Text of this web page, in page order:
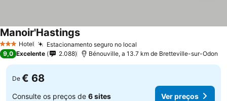
3 EstrelasHotel Estacionamento seguro no local
Manoir'Hastings
9,0 Excelente 2.088 Bénouville, a 13.7 km de Bretteville-sur-Odon
De € 68
Consulte os preços de 6 sites Ver preços